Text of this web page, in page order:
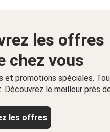
les offres
chez vous
et promotions spéciales.
Découvrez le meilleur près
les offres